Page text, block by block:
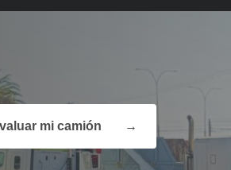
mi camión →